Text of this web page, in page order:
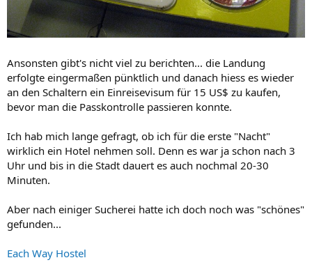
Ansonsten gibt's nicht viel zu berichten... die Landung
erfolgte eingermaßen pünktlich und danach hiess es wieder
an den Schaltern ein Einreisevisum für 15 US$ zu kaufen,
bevor man die Passkontrolle passieren konnte.
Ich hab mich lange gefragt, ob ich für die erste "Nacht"
wirklich ein Hotel nehmen soll. Denn es war ja schon nach 3
Uhr und bis in die Stadt dauert es auch nochmal 20-30
Minuten.
Aber nach einiger Sucherei hatte ich doch noch was "schönes"
gefunden...
Each Way Hostel